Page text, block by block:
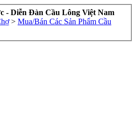
- Diễn Đàn Cầu Lông Việt Nam
> Mua/Bán Các Sản Phẩm Cầu